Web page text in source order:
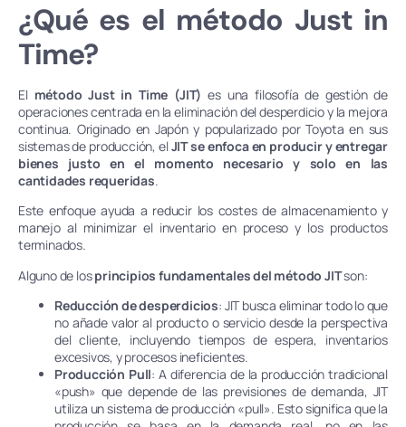
¿Qué es el método Just in
Time?
El método Just in Time (JIT) es una filosofía de gestión de
operaciones centrada en la eliminación del desperdicio y la mejora
continua. Originado en Japón y popularizado por Toyota en sus
sistemas de producción, elJIT se enfoca en producir y entregar
bienes justo en el momento necesario y solo en las
cantidades requeridas.
Este enfoque ayuda a reducir los costes de almacenamiento y
manejo al minimizar el inventario en proceso y los productos
terminados.
Alguno de losprincipios fundamentales del método JITson:
Reducción de desperdicios: JIT busca eliminar todo lo que
no añade valor al producto o servicio desde la perspectiva
del cliente, incluyendo tiempos de espera, inventarios
excesivos, y procesos ineficientes.
Producción Pull: A diferencia de la producción tradicional
«push» que depende de las previsiones de demanda, JIT
utiliza un sistema de producción «pull». Esto significa que la